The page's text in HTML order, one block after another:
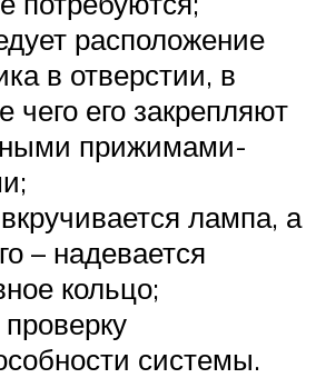
расположение
в отверстии, в
чего его закрепляют
прижимами-
лампа, а
– надевается
кольцо;
системы.